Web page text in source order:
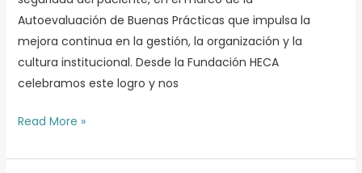
Autoevaluación de Buenas Prácticas que impulsa la
mejora continua en la gestión, la organización y la
cultura institucional. Desde la Fundación HECA
celebramos este logro y nos
Read More »